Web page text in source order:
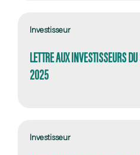
Investisseur
LETTRE AUX INVESTISSEURS
2025
Investisseur